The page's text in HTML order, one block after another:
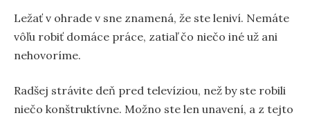
Ležať v ohrade v sne znamená, že ste leniví. Nemáte
vôľu robiť domáce práce, zatiaľ čo niečo iné už ani
nehovoríme.
Radšej strávite deň pred televíziou, než by ste robili
niečo konštruktívne. Možno ste len unavení, a z tejto